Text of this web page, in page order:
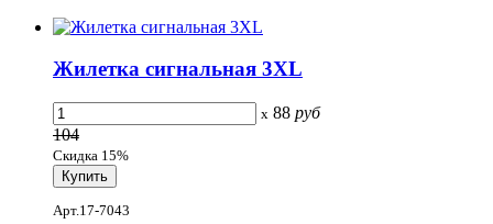
Жилетка сигнальная 3XL
x 88 руб
104
Скидка 15%
Арт.17-7043